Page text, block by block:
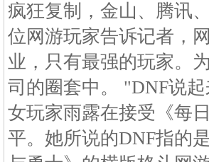
疯狂复制，金山、腾讯
位网游玩家告诉记者，
业，只有最强的玩家。
司的圈套中。 "DNF说
女玩家雨露在接受《每
平。她所说的DNF指的